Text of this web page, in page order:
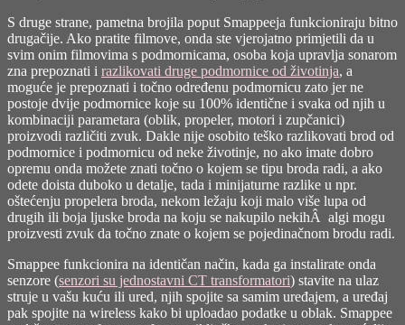
S druge strane, pametna brojila poput Smappeeja funkcioniraju bitno
drugačije. Ako pratite filmove, onda ste vjerojatno primjetili da u
svim onim filmovima s podmornicama, osoba koja upravlja sonarom
zna prepoznati i razlikovati druge podmornice od životinja, a
moguće je prepoznati i točno određenu podmornicu zato jer ne
postoje dvije podmornice koje su 100% identične i svaka od njih u
kombinaciji parametara (oblik, propeler, motori i zupčanici)
proizvodi različiti zvuk. Dakle nije osobito teško razlikovati brod od
podmornice i podmornicu od neke životinje, no ako imate dobro
opremu onda možete znati točno o kojem se tipu broda radi, a ako
odete doista duboko u detalje, tada i minijaturne razlike u npr.
oštećenju propelera broda, nekom ležaju koji malo više lupa od
drugih ili boja ljuske broda na koju se nakupilo nekihÂ algi mogu
proizvesti zvuk da točno znate o kojem se pojedinačnom brodu radi.
Smappee funkcionira na identičan način, kada ga instalirate onda
senzore (senzori su jednostavni CT transformatori) stavite na ulaz
struje u vašu kuću ili ured, njih spojite sa samim uređajem, a uređaj
pak spojite na wireless kako bi uploadao podatke u oblak. Smappee